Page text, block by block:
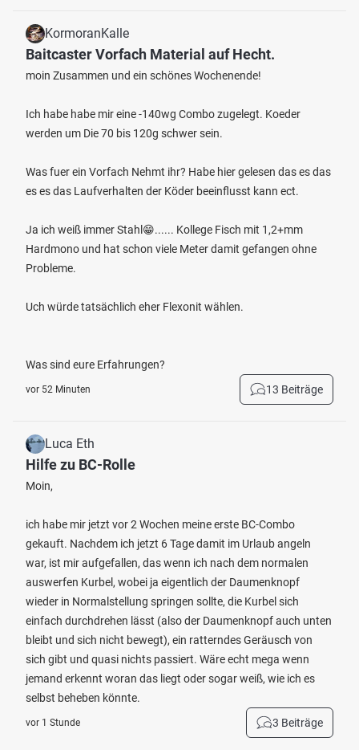
KormoranKalle
Baitcaster Vorfach Material auf Hecht.
moin Zusammen und ein schönes Wochenende!
Ich habe habe mir eine -140wg Combo zugelegt. Koeder
werden um Die 70 bis 120g schwer sein.
Was fuer ein Vorfach Nehmt ihr? Habe hier gelesen das es das
es es das Laufverhalten der Köder beeinflusst kann ect.
Ja ich weiß immer Stahl😁...... Kollege Fisch mit 1,2+mm
Hardmono und hat schon viele Meter damit gefangen ohne
Probleme.
Uch würde tatsächlich eher Flexonit wählen.
Was sind eure Erfahrungen?
vor 52 Minuten 13 Beiträge
Luca Eth
Hilfe zu BC-Rolle
Moin,
ich habe mir jetzt vor 2 Wochen meine erste BC-Combo
gekauft. Nachdem ich jetzt 6 Tage damit im Urlaub angeln
war, ist mir aufgefallen, das wenn ich nach dem normalen
auswerfen Kurbel, wobei ja eigentlich der Daumenknopf
wieder in Normalstellung springen sollte, die Kurbel sich
einfach durchdrehen lässt (also der Daumenknopf auch unten
bleibt und sich nicht bewegt), ein ratterndes Geräusch von
sich gibt und quasi nichts passiert. Wäre echt mega wenn
jemand erkennt woran das liegt oder sogar weiß, wie ich es
selbst beheben könnte.
vor 1 Stunde 3 Beiträge